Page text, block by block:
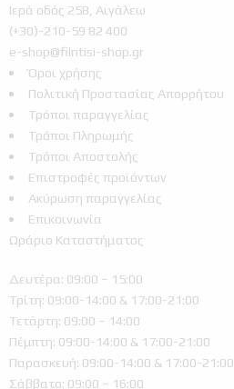
Ιερά οδός 258, Αιγάλεω
(+30)-210-59 82 400
e-shop@filntisi-shop.gr
Όροι χρήσης
Πολιτική Προστασίας Απορρήτου
Τρόποι παραγγελίας
Τρόποι Πληρωμής
Τρόποι Αποστολής
Επιστροφές προϊόντων
Ακύρωση παραγγελίας
Επικοινωνία
Ωράριο Καταστήματος
Δευτέρα: 09:00 – 15:00
Τρίτη: 09:00-14:00 & 17:00-21:00
Τετάρτη: 09:00 – 14:00
Πέμπτη: 09:00-14:00 & 17:00-21:00
Παρασκευή: 09:00-14:00 & 17:00-21:00
Σάββατο: 09:00 – 16:00